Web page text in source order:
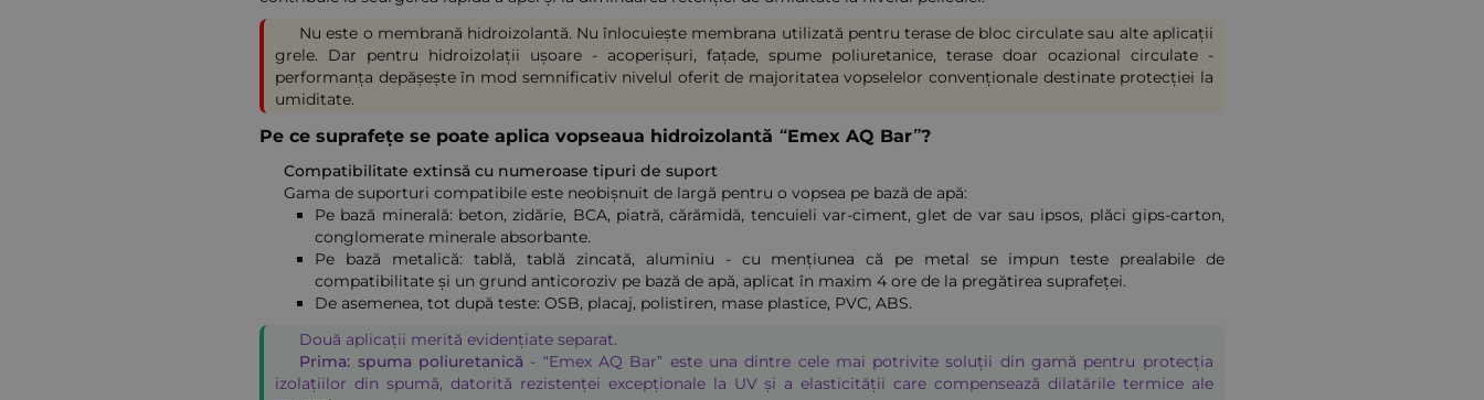
Nu este o membrană hidroizolantă. Nu înlocuiește membrana utilizată pentru terase de bloc circulate sau alte aplicații
grele. Dar pentru hidroizolații ușoare - acoperișuri, fațade, spume poliuretanice, terase doar ocazional circulate -
performanța depășește în mod semnificativ nivelul oferit de majoritatea vopselelor convenționale destinate protecției la
umiditate.
Pe ce suprafețe se poate aplica vopseaua hidroizolantă “Emex AQ Bar”?
Compatibilitate extinsă cu numeroase tipuri de suport
Gama de suporturi compatibile este neobișnuit de largă pentru o vopsea pe bază de apă:
Pe bază minerală: beton, zidărie, BCA, piatră, cărămidă, tencuieli var-ciment, glet de var sau ipsos, plăci gips-carton,
conglomerate minerale absorbante.
Pe bază metalică: tablă, tablă zincată, aluminiu - cu mențiunea că pe metal se impun teste prealabile de
compatibilitate și un grund anticoroziv pe bază de apă, aplicat în maxim 4 ore de la pregătirea suprafeței.
De asemenea, tot după teste: OSB, placaj, polistiren, mase plastice, PVC, ABS.
Două aplicații merită evidențiate separat.
Prima: spuma poliuretanică - “Emex AQ Bar” este una dintre cele mai potrivite soluții din gamă pentru protecția
izolațiilor din spumă, datorită rezistenței excepționale la UV și a elasticității care compensează dilatările termice ale